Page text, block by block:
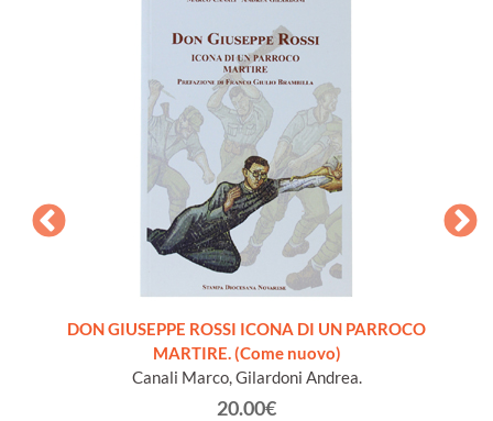
DON GIUSEPPE ROSSI ICONA DI UN PARROCO
MARTIRE. (Come nuovo)
Canali Marco, Gilardoni Andrea.
20.00€